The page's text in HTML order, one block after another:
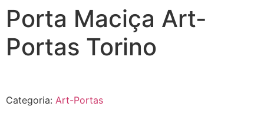
Porta Maciça Art-
Portas Torino
Categoria: Art-Portas